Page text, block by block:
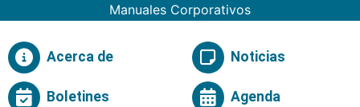
Manuales Corporativos
Acerca de Noticias
Boletines Agenda